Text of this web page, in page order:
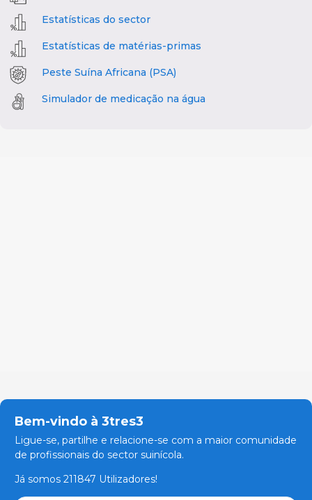
Estatísticas do sector
Estatísticas de matérias-primas
Peste Suína Africana (PSA)
Simulador de medicação na água
Bem-vindo à 3tres3
Ligue-se, partilhe e relacione-se com a maior comunidade
de profissionais do sector suinícola.
Já somos 211847 Utilizadores!